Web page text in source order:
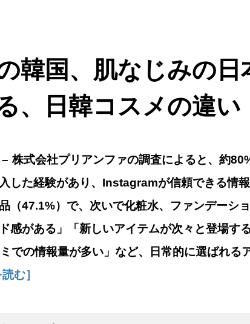
韓国、肌なじみの日
、日韓コスメの違い
株式会社プリアンファの調査によると、約
した経験があり、Instagramが信頼できる情
（47.1%）で、次いで化粧水、ファンデーシ
感がある」「新しいアイテムが次々と登場す
での情報量が多い」など、日常的に選ばれる
む］